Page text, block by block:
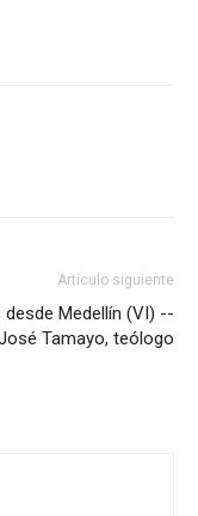
Artículo siguiente
desde Medellín (VI) --
Tamayo, teólogo